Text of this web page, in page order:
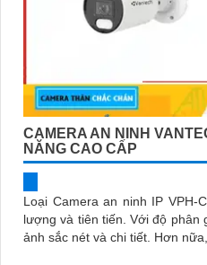
CAMERA AN NINH
NĂNG CAO CẤP
Loại Camera an ninh IP VPH-
lượng và tiên tiến. Với độ phân giải cao 4K, nó cung cấp hình
ảnh sắc nét